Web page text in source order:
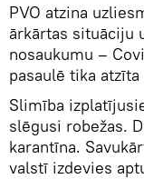
PVO atzina
ārkārtas situāciju
nosaukumu –
pasaulē tika
Slimība
slēgusi robežas.
karantīna.
valstī izdevies